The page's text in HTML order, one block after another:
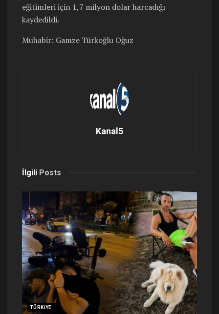
eğitimleri için 1,7 milyon dolar harcadığı
kaydedildi.
Muhabir: Gamze Türkoğlu Oğuz
Kanal5
İlgili Posts
TÜRKIYE